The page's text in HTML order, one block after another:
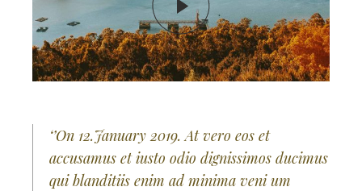
‘’On 12.January 2019. At vero eos et
accusamus et iusto odio dignissimos ducimus
qui blanditiis enim ad minima veni um